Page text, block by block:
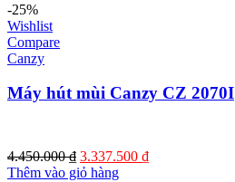
-25%
Wishlist
Compare
Canzy
Máy hút mùi Canzy CZ 2070I
4.450.000₫ Giá
gốc
3.337.500 ₫Giá
Thêm vào giỏ hàng